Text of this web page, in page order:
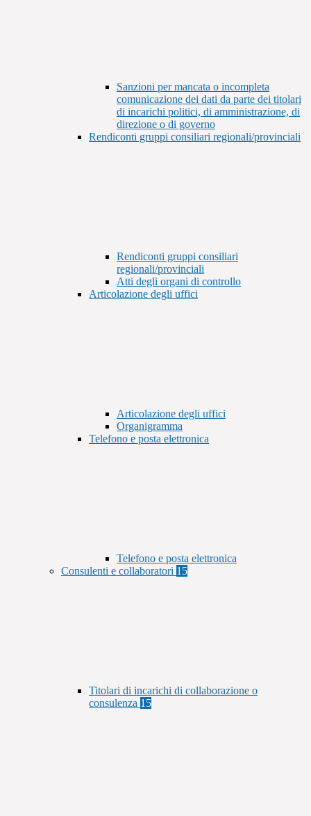
Sanzioni per mancata o incompleta
comunicazione dei dati da parte dei titolari
di incarichi politici, di amministrazione, di
direzione o di governo
Rendiconti gruppi consiliari regionali/provinciali
Rendiconti gruppi consiliari
regionali/provinciali
Atti degli organi di controllo
Articolazione degli uffici
Articolazione degli uffici
Organigramma
Telefono e posta elettronica
Telefono e posta elettronica
Consulenti e collaboratori 15
Titolari di incarichi di collaborazione o
consulenza 15